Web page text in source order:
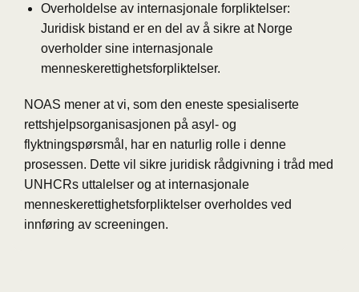
Overholdelse av internasjonale forpliktelser:
Juridisk bistand er en del av å sikre at Norge
overholder sine internasjonale
menneskerettighetsforpliktelser.
NOAS mener at vi, som den eneste spesialiserte
rettshjelpsorganisasjonen på asyl- og
flyktningspørsmål, har en naturlig rolle i denne
prosessen. Dette vil sikre juridisk rådgivning i tråd med
UNHCRs uttalelser og at internasjonale
menneskerettighetsforpliktelser overholdes ved
innføring av screeningen.